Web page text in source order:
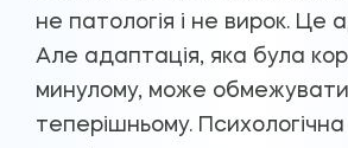
не патологія і не вирок. Це
Але адаптація, яка була
минулому, може
теперішньому.